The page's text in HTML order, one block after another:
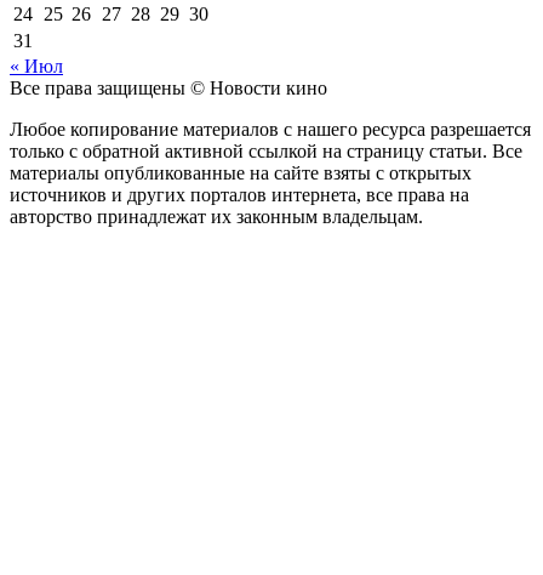
24 25 26 27 28 29 30
31
« Июл
Все права защищены © Новости кино
Любое копирование материалов с нашего ресурса разрешается
только с обратной активной ссылкой на страницу статьи. Все
материалы опубликованные на сайте взяты с открытых
источников и других порталов интернета, все права на
авторство принадлежат их законным владельцам.